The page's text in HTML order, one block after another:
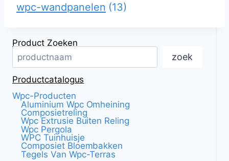
wpc-wandpanelen (13)
Product Zoeken
zoek
Productcatalogus
Wpc-Producten
Aluminium Wpc Omheining
Composietreling
Wpc Extrusie Buiten Reling
Wpc Pergola
WPC Tuinhuisje
Composiet Bloembakken
Tegels Van Wpc-Terras